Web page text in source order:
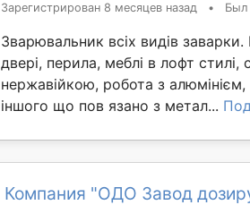
Зарегистрирован 8 месяцев назад • Был
Зварювальник всіх видів
двері, перила, меблі в лофт
нержавійкою, робота з алюмінієм,
іншого що пов язано з метал...
Компания "ОДО Завод